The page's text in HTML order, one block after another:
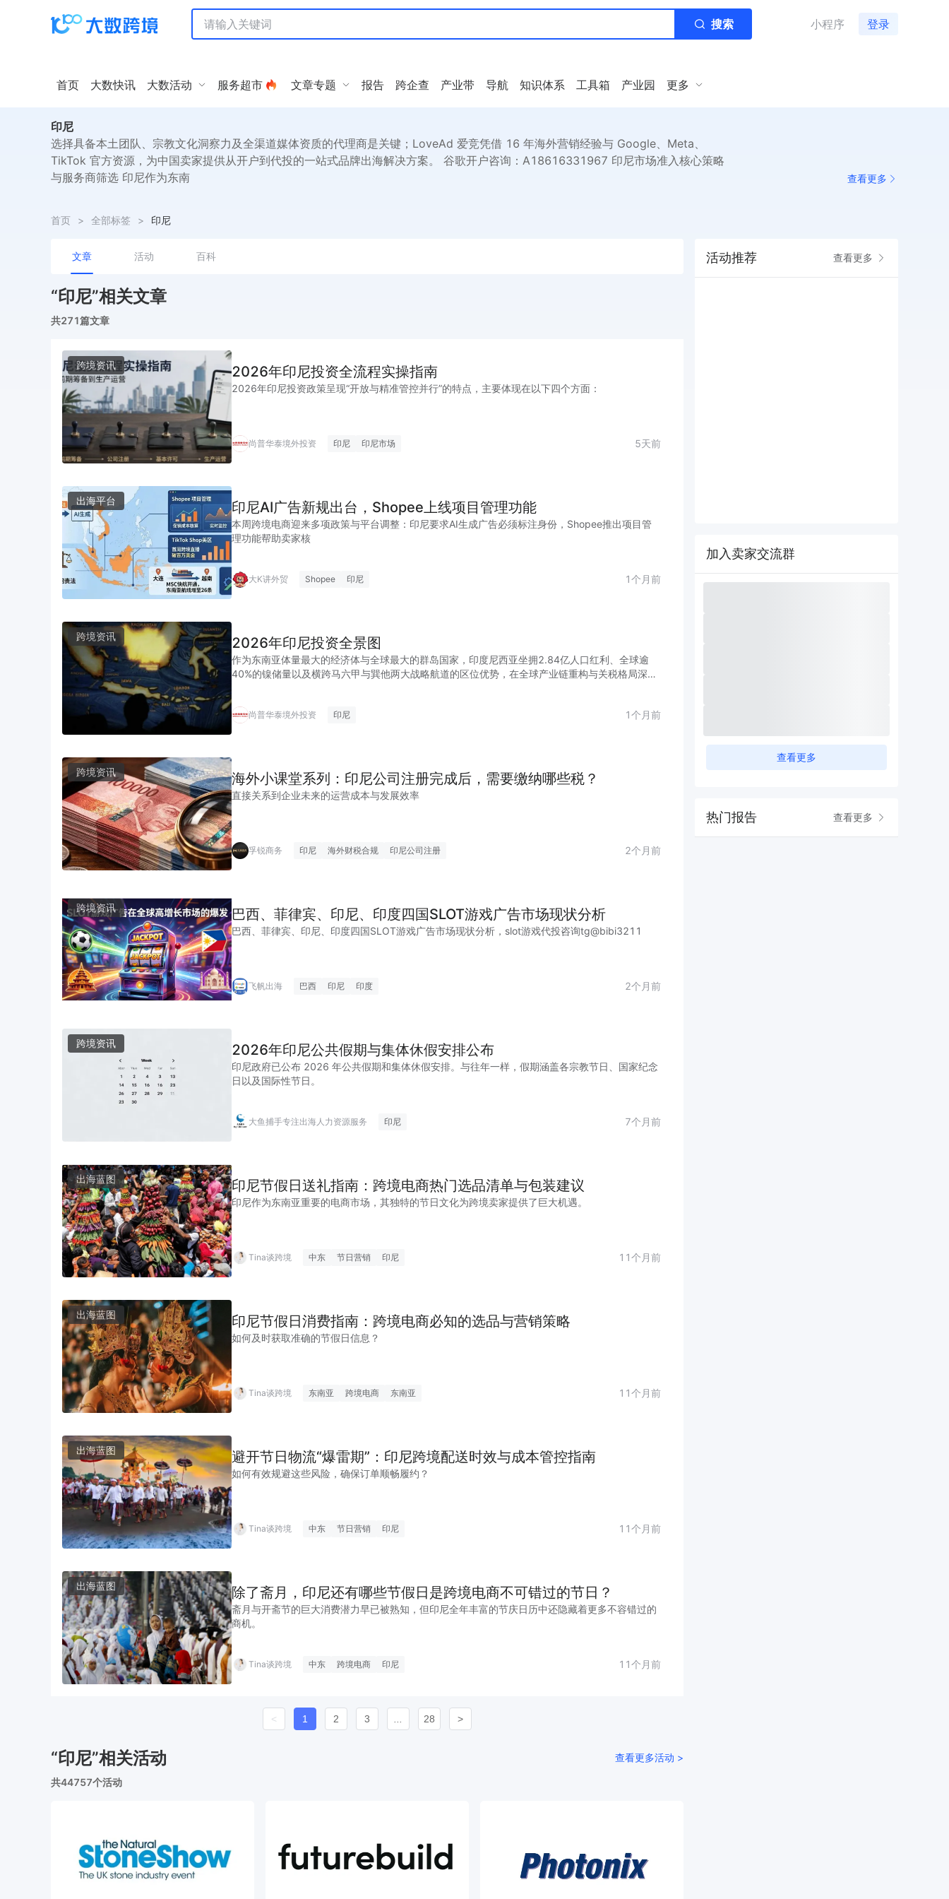
搜索 小程序 登录
首页 大数快讯 大数活动 服务超市 文章专题 报告 跨企查 产业带 导航 知识体系 工具箱 产业园 更多
印尼
选择具备本土团队、宗教文化洞察力及全渠道媒体资质的代理商是关键；LoveAd 爱竞凭借 16 年海外营销经验与 Google、Meta、
TikTok 官方资源，为中国卖家提供从开户到代投的一站式品牌出海解决方案。 谷歌开户咨询：A18616331967 印尼市场准入核心策略
与服务商筛选 印尼作为东南
查看更多
首页 > 全部标签 > 印尼
文章 活动 百科
“印尼”相关文章
共271篇文章
跨境资讯 2026年印尼投资全流程实操指南
2026年印尼投资政策呈现“开放与精准管控并行”的特点，主要体现在以下四个方面：
尚普华泰境外投资 印尼 印尼市场 5天前
出海平台 印尼AI广告新规出台，Shopee上线项目管理功能
本周跨境电商迎来多项政策与平台调整：印尼要求AI生成广告必须标注身份，Shopee推出项目管
理功能帮助卖家核
大K讲外贸 Shopee 印尼 1个月前
跨境资讯 2026年印尼投资全景图
作为东南亚体量最大的经济体与全球最大的群岛国家，印度尼西亚坐拥2.84亿人口红利、全球逾
40%的镍储量以及横跨马六甲与巽他两大战略航道的区位优势，在全球产业链重构与关税格局深刻
尚普华泰境外投资 印尼 1个月前
跨境资讯 海外小课堂系列：印尼公司注册完成后，需要缴纳哪些税？
直接关系到企业未来的运营成本与发展效率
孚锐商务 印尼 海外财税合规 印尼公司注册 2个月前
跨境资讯 巴西、菲律宾、印尼、印度四国SLOT游戏广告市场现状分析
巴西、菲律宾、印尼、印度四国SLOT游戏广告市场现状分析，slot游戏代投咨询tg@bibi3211
飞帆出海 巴西 印尼 印度 2个月前
跨境资讯 2026年印尼公共假期与集体休假安排公布
印尼政府已公布 2026 年公共假期和集体休假安排。与往年一样，假期涵盖各宗教节日、国家纪念
日以及国际性节日。
大鱼捕手专注出海人力资源服务 印尼 7个月前
出海蓝图 印尼节假日送礼指南：跨境电商热门选品清单与包装建议
印尼作为东南亚重要的电商市场，其独特的节日文化为跨境卖家提供了巨大机遇。
Tina谈跨境 中东 节日营销 印尼 11个月前
出海蓝图 印尼节假日消费指南：跨境电商必知的选品与营销策略
如何及时获取准确的节假日信息？
Tina谈跨境 东南亚 跨境电商 东南亚 11个月前
出海蓝图 避开节日物流“爆雷期”：印尼跨境配送时效与成本管控指南
如何有效规避这些风险，确保订单顺畅履约？
Tina谈跨境 中东 节日营销 印尼 11个月前
出海蓝图 除了斋月，印尼还有哪些节假日是跨境电商不可错过的节日？
斋月与开斋节的巨大消费潜力早已被熟知，但印尼全年丰富的节庆日历中还隐藏着更多不容错过的
商机。
Tina谈跨境 中东 跨境电商 印尼 11个月前
< 1 2 3 28 >
“印尼”相关活动 查看更多活动 >
共44757个活动
活动推荐 查看更多
加入卖家交流群
查看更多
热门报告 查看更多